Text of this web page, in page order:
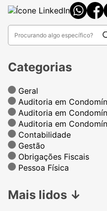
Categorias
Geral
Auditoria em
Auditoria em
Auditoria em
Contabilidade
Gestão
Obrigações Fiscais
Pessoa Física
Mais lidos ↓